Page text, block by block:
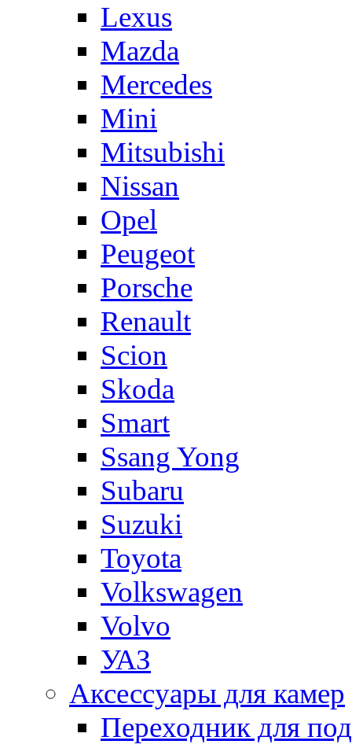
Lexus
Mazda
Mercedes
Mini
Mitsubishi
Nissan
Opel
Peugeot
Porsche
Renault
Scion
Skoda
Smart
Ssang Yong
Subaru
Suzuki
Toyota
Volkswagen
Volvo
УАЗ
Аксессуары для камер
Переходник для